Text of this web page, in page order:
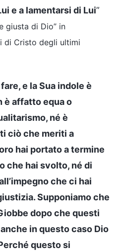
e a lamentarsi di Lui”
giusta di Dio” in
di Cristo degli ultimi
e la Sua indole è
è affatto equa o
né è
ciò che meriti a
hai portato a termine
che hai svolto, né di
che ci hai
Supponiamo che
dopo che questi
in questo caso Dio
questo si